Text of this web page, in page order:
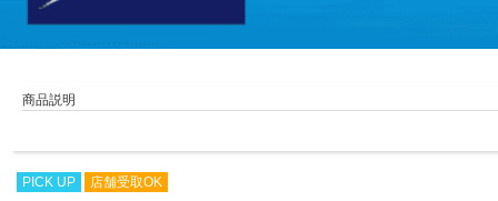
商品説明
PICK UP 店舗受取OK